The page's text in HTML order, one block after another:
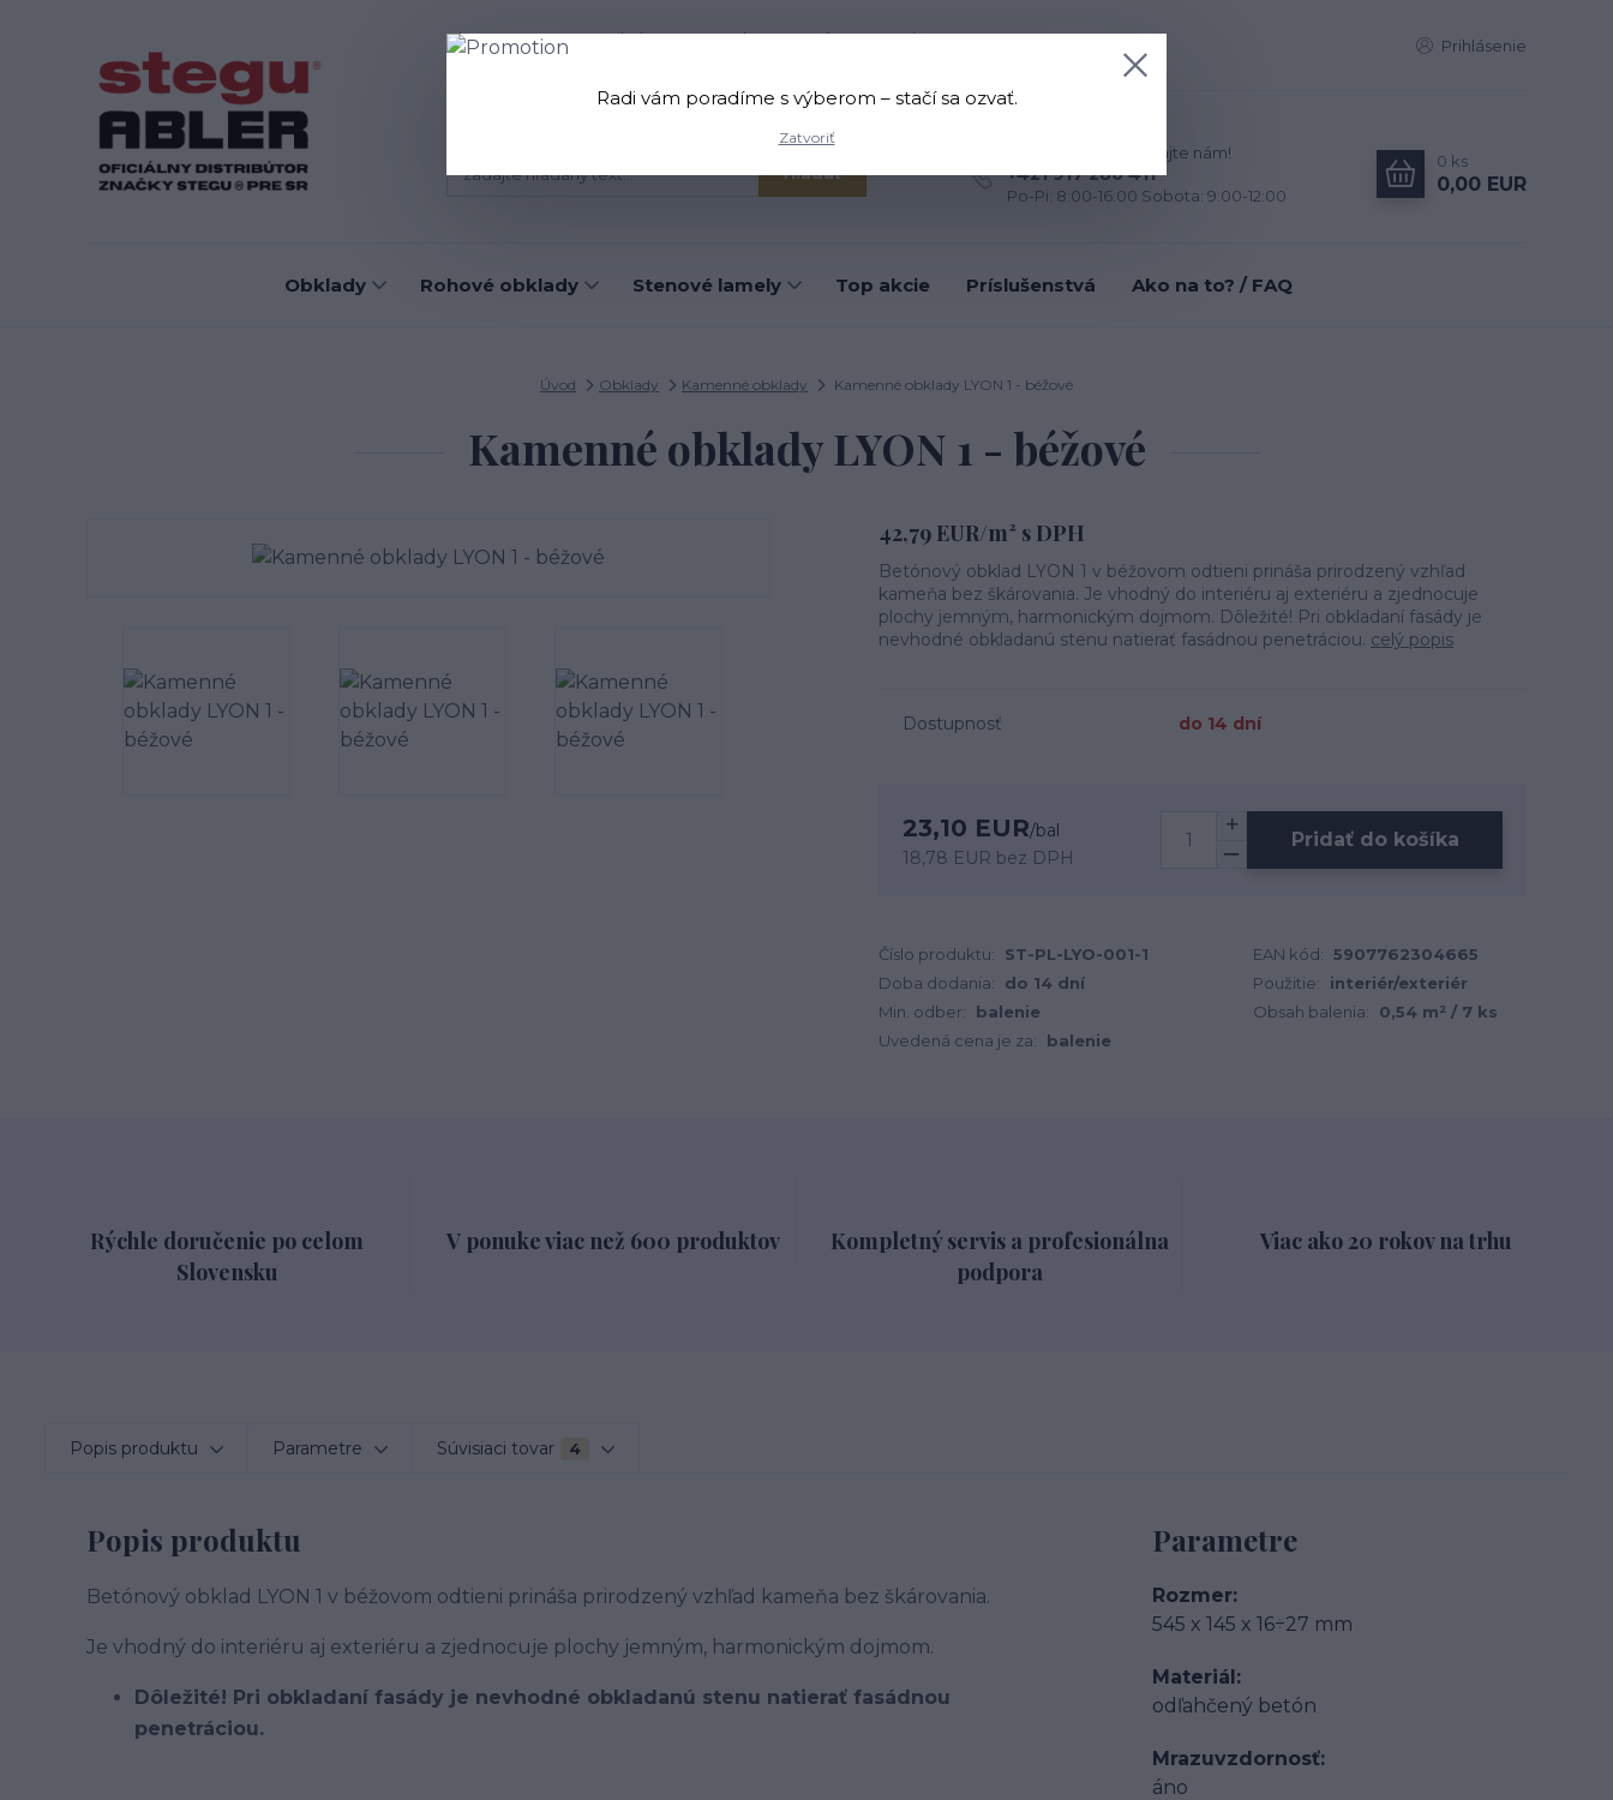
Blog Doprava a platba Kontakt O nás Viac Prihlásenie
Hľadať
Máte otázky? Zavolajte nám!
+421 917 280 411
Po-Pi: 8:00-16:00 Sobota: 9:00-12:00
0 ks
0,00 EUR
Obklady Rohové obklady Stenové lamely Top akcie Príslušenstvá Ako na to? / FAQ
Úvod Obklady Kamenné obklady Kamenné obklady LYON 1 - béžové
Kamenné obklady LYON 1 - béžové
42,79 EUR/m² s DPH
Betónový obklad LYON 1 v béžovom odtieni prináša prirodzený vzhľad
kameňa bez škárovania. Je vhodný do interiéru aj exteriéru a zjednocuje
plochy jemným, harmonickým dojmom. Dôležité! Pri obkladaní fasády je
nevhodné obkladanú stenu natierať fasádnou penetráciou. celý popis
Dostupnosť do 14 dní
23,10 EUR/bal
18,78 EUR bez DPH
Pridať do košíka
Číslo produktu: ST-PL-LYO-001-1 EAN kód: 5907762304665
Doba dodania:
do 14 dní Použitie:
interiér/exteriér
Min. odber:
balenie Obsah balenia:
0,54 m² / 7 ks
Uvedená cena je za:
balenie
Rýchle doručenie po celom
Slovensku
V ponuke viac než 600 produktov
Kompletný servis a profesionálna
podpora
Viac ako 20 rokov na trhu
Popis produktu Parametre Súvisiaci tovar 4
Popis produktu
Betónový obklad LYON 1 v béžovom odtieni prináša prirodzený vzhľad kameňa bez škárovania.
Je vhodný do interiéru aj exteriéru a zjednocuje plochy jemným, harmonickým dojmom.
Dôležité! Pri obkladaní fasády je nevhodné obkladanú stenu natierať fasádnou
penetráciou.
Parametre
Rozmer
545 x 145 x 16÷27 mm
Materiál
odľahčený betón
Mrazuvzdornosť
áno
Radi vám poradíme s výberom – stačí sa ozvať.
Zatvoriť